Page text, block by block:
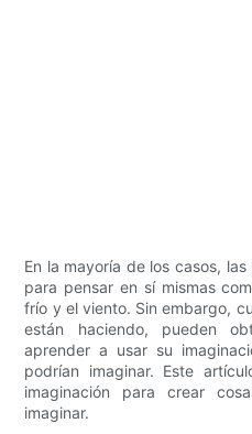
En la mayoría de los casos,
para pensar en sí mismas
frío y el viento. Sin embargo,
están haciendo, pueden
aprender a usar su
podrían imaginar. Este
imaginación para crear
imaginar.